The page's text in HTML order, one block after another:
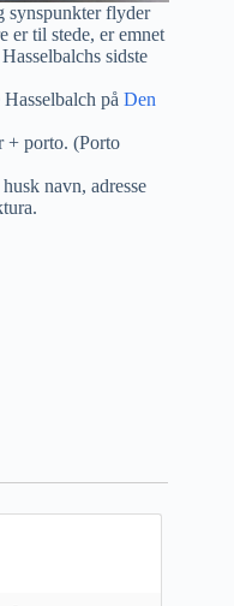
synspunkter flyder
til stede, er emnet
sidste
på Den
+ porto. (Porto
navn, adresse